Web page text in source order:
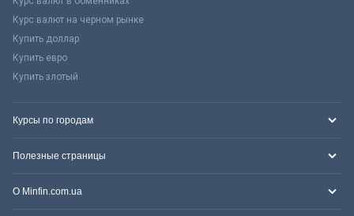
Курс валют на черном рынке
Купить доллар
Купить евро
Купить злотый
Курсы по городам
Полезные страницы
О Minfin.com.ua